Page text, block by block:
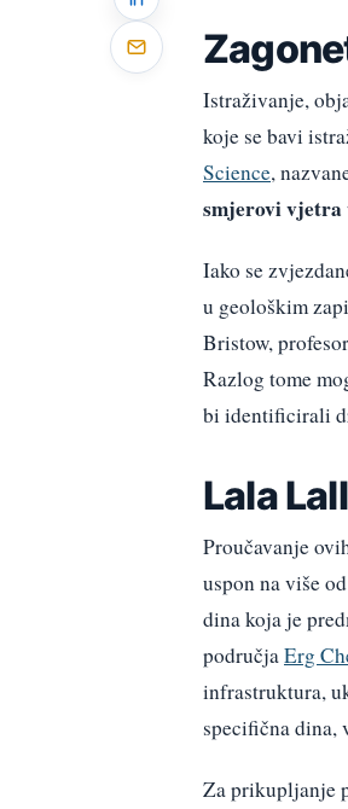
Istraživanje,
koje se bavi
Science,
smjerovi
Iako se
u geološkim
Bristow,
Razlog tome
bi identificirali
Lala
Proučavanje
uspon na više
dina koja je
područjaErg
infrastruktura,
specifična dina,
Za prikupljanje